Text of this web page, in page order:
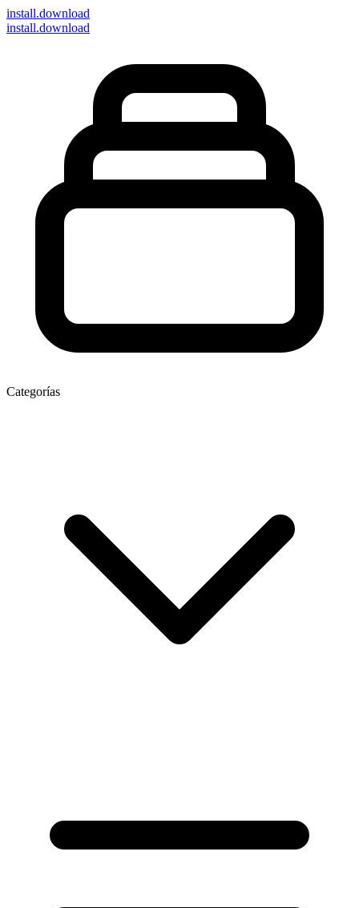
install.download
install.download
Categorías